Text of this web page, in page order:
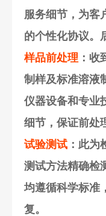
服务细节，为客
的个性化协议。
样品前处理 ：收
制样及标准溶液
仪器设备和专业
细节，保证前处
试验测试 ：此
测试方法精确检
均遵循科学标准
复。